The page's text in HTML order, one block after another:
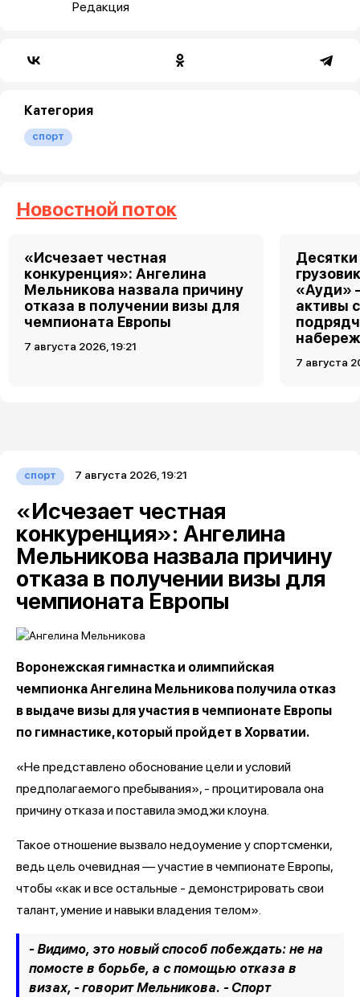
Редакция
Категория
спорт
Новостной поток
«Исчезает честная
конкуренция»: Ангелина
Мельникова назвала причину
отказа в получении визы для
чемпионата Европы
7 августа 2026, 19:21
«Ауди»
активы
7 августа
спорт 7 августа 2026, 19:21
«Исчезает честная
конкуренция»: Ангелина
Мельникова назвала причину
отказа в получении визы для
чемпионата Европы
Воронежская гимнастка и олимпийская
чемпионка Ангелина Мельникова получила отказ
в выдаче визы для участия в чемпионате Европы
по гимнастике, который пройдет в Хорватии.
«Не представлено обоснование цели и условий
предполагаемого пребывания», - процитировала она
причину отказа и поставила эмоджи клоуна.
Такое отношение вызвало недоумение у спортсменки,
ведь цель очевидная — участие в чемпионате Европы,
чтобы «как и все остальные - демонстрировать свои
талант, умение и навыки владения телом».
- Видимо, это новый способ побеждать: не на
помосте в борьбе, а с помощью отказа в
визах, - говорит Мельникова. - Спорт